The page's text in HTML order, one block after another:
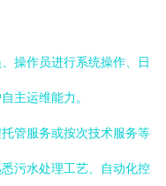
操作员进行系统操作、日
主运维能力。
管服务或按次技术服务等
污水处理工艺、自动化控